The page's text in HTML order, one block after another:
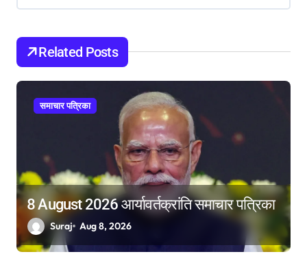
i
g
t
Related Posts
समाचार पत्रिका
8 August 2026 आर्यावर्तक्रांति समाचार पत्रिका
Suraj Aug 8, 2026